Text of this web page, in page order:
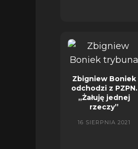
Zbigniew Boniek
odchodzi z PZPN.
„Żałuję jednej
rzeczy”
16 SIERPNIA 2021